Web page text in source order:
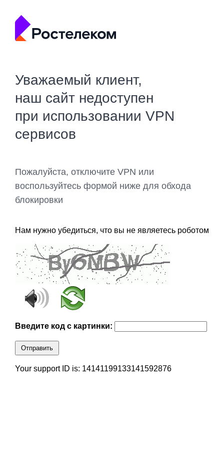
Уважаемый клиент,
наш сайт недоступен
при использовании VPN
сервисов
Пожалуйста, отключите VPN или
воспользуйтесь формой ниже для обхода
блокировки
Нам нужно убедиться, что вы не являетесь роботом
Введите код с картинки:
Отправить
Your support ID is: 14141199133141592876